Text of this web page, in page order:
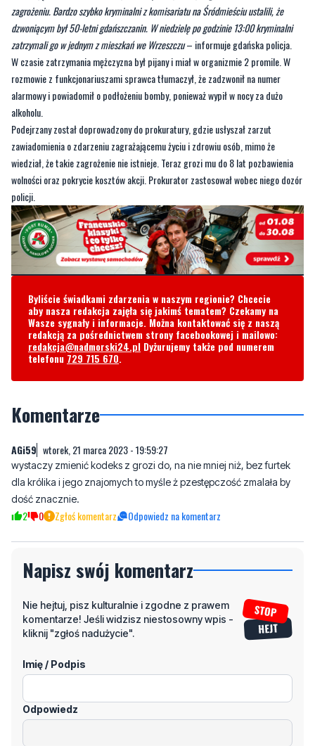
W czasie zatrzymania mężczyzna był pijany i miał w organizmie 2 promile. W
rozmowie z funkcjonariuszami sprawca tłumaczył, że zadzwonił na numer
alarmowy i powiadomił o podłożeniu bomby, ponieważ wypił w nocy za dużo
alkoholu.
Podejrzany został doprowadzony do prokuratury, gdzie usłyszał zarzut
zawiadomienia o zdarzeniu zagrażającemu życiu i zdrowiu osób, mimo że
wiedział, że takie zagrożenie nie istnieje. Teraz grozi mu do 8 lat pozbawienia
wolności oraz pokrycie kosztów akcji. Prokurator zastosował wobec niego dozór
policji.
Byliście świadkami zdarzenia w naszym regionie? Chcecie
aby nasza redakcja zajęła się jakimś tematem? Czekamy na
Wasze sygnały i informacje. Można kontaktować się z naszą
redakcja@nadmorski24.plDyżurujemy także pod numerem
telefonu729 715 670.
Komentarze
wystaczy zmienić kodeks z grozi do, na nie mniej niż, bez furtek
dość znacznie.
2 0 Zgłoś komentarz Odpowiedz na komentarz
Napisz swój komentarz
komentarze! Jeśli widzisz niestosowny wpis -
kliknij "zgłoś nadużycie".
Imię / Podpis
Odpowiedz
Wiadomość